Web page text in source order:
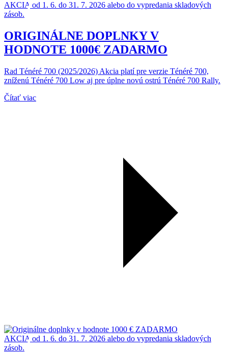
AKCIA od 1. 6. do 31. 7. 2026 alebo do vypredania skladových
zásob.
ORIGINÁLNE DOPLNKY V
HODNOTE 1000€ ZADARMO
Rad Ténéré 700 (2025/2026) Akcia platí pre verzie Ténéré 700,
zníženú Ténéré 700 Low aj pre úplne novú ostrú Ténéré 700 Rally.
Čítať viac
AKCIA od 1. 6. do 31. 7. 2026 alebo do vypredania skladových
zásob.